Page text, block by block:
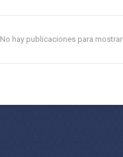
No hay publicaciones para mostrar